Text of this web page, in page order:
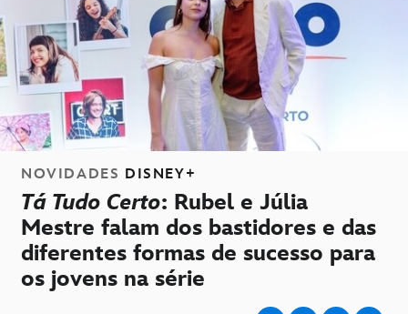
NOVIDADES DISNEY+
Tá Tudo Certo: Rubel e Júlia
Mestre falam dos bastidores e das
diferentes formas de sucesso para
os jovens na série